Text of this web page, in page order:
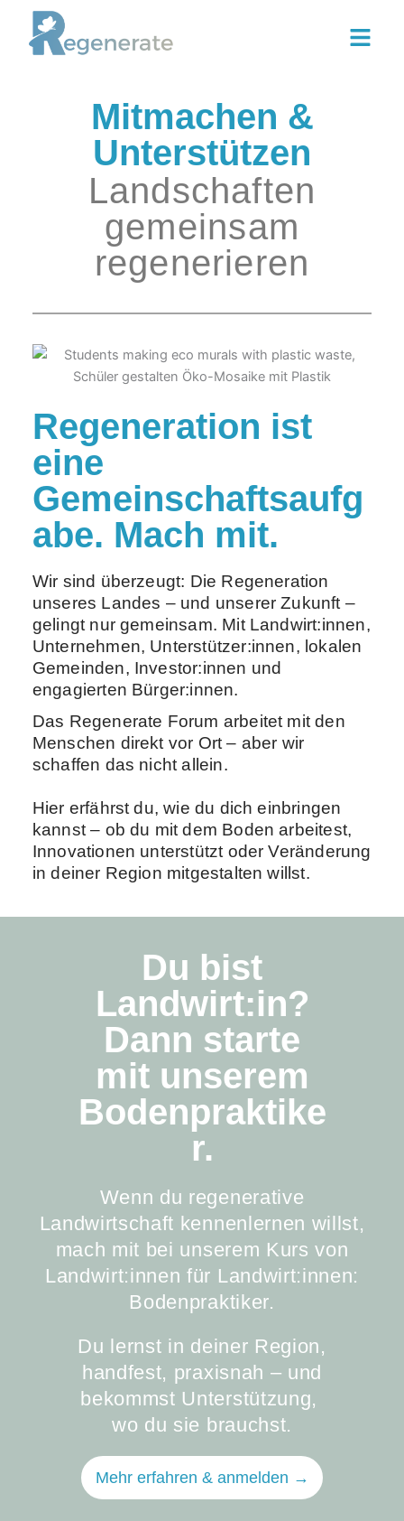
springen
Mitmachen &
Unterstützen
Landschaften
gemeinsam
regenerieren
Regeneration ist
eine
Gemeinschaftsaufg
abe. Mach mit.
Wir sind überzeugt: Die Regeneration
unseres Landes – und unserer Zukunft –
gelingt nur gemeinsam. Mit Landwirt:innen,
Unternehmen, Unterstützer:innen, lokalen
Gemeinden, Investor:innen und
engagierten Bürger:innen.
Das Regenerate Forum arbeitet mit den
Menschen direkt vor Ort – aber wir
schaffen das nicht allein.
Hier erfährst du, wie du dich einbringen
kannst – ob du mit dem Boden arbeitest,
Innovationen unterstützt oder Veränderung
in deiner Region mitgestalten willst.
Du bist
Landwirt:in?
Dann starte
mit unserem
Bodenpraktike
r.
Wenn du regenerative
Landwirtschaft kennenlernen willst,
mach mit bei unserem Kurs von
Landwirt:innen für Landwirt:innen:
Bodenpraktiker.
Du lernst in deiner Region,
handfest, praxisnah – und
bekommst Unterstützung,
wo du sie brauchst.
Mehr erfahren & anmelden →